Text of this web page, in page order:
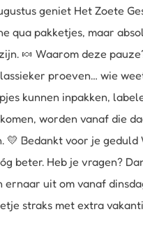
geniet Het Zoete
pakketjes, maar
🍬 Waarom deze
proeven… wie
kunnen inpakken,
worden vanaf die
Bedankt voor je
beter. Heb je vragen?
uit om vanaf
straks met extra